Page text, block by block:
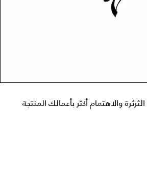
والاهتمام أكثر بأعمالك المنتجة